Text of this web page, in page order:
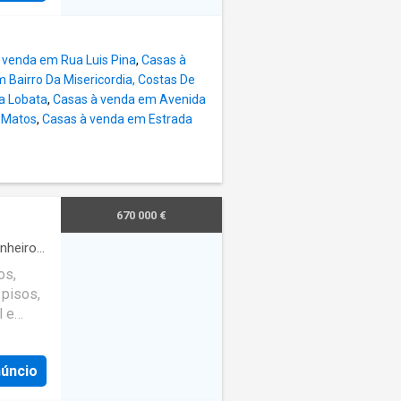
em Rua Luis Pina, Casas à
Bairro Da Misericordia, Costas De
Lobata, Casas à venda em Avenida
, Casas à venda em Estrada
e
670 000 €